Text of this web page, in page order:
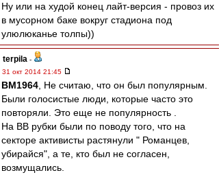
Ну или на худой конец лайт-версия - провоз их
в мусорном баке вокруг стадиона под
улюлюканье толпы))
terpila -
31 окт 2014 21:45
BM1964 , Не считаю, что он был популярным.
Были голосистые люди, которые часто это
повторяли. Это еще не популярность .
На ВВ рубки были по поводу того, что на
секторе активисты растянули " Романцев,
убирайся", а те, кто был не согласен,
возмущались.